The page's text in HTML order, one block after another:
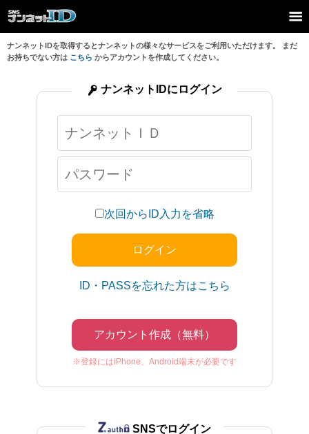
ナンネットIDを取得するとナンネットの様々なサービスをご利用いただけます。 まだ
お持ちでない方は こちら からアカウントを作成してください。
次回からID入力を省略
ID・PASSを忘れた方はこちら
アカウント作成（無料）
※登録にはiPhone、Android端末が必要です
ナンネットIDにログイン
SNSでログイン